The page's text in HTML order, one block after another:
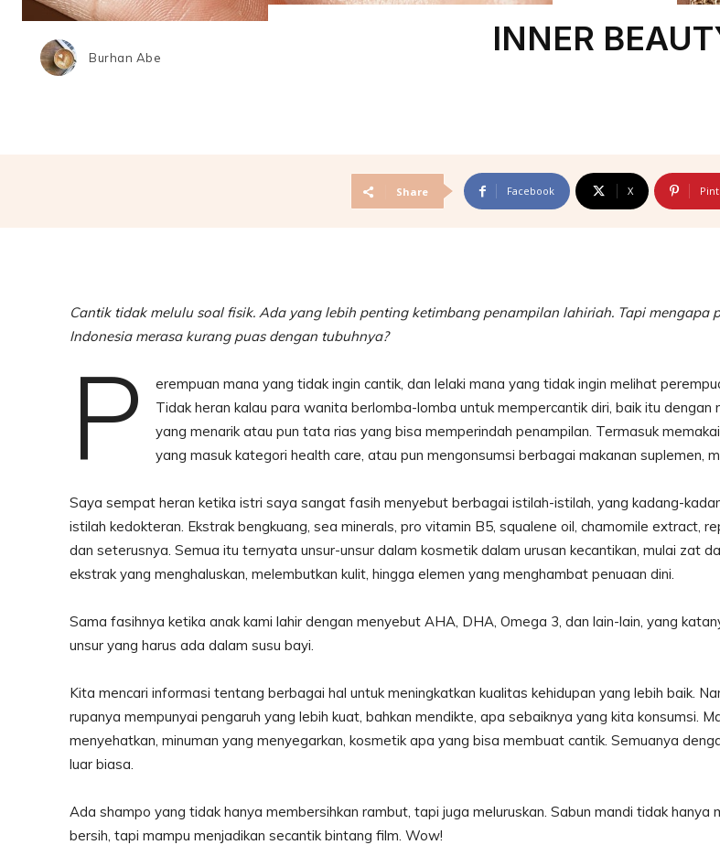
Burhan Abe INNER
Share Facebook X
Cantik tidak melulu soal fisik. Ada yang lebih penting ketimbang penampilan lahiriah. Tapi mengapa
Indonesia merasa kurang puas dengan tubuhnya?
P
erempuan mana yang tidak ingin cantik, dan lelaki mana yang tidak ingin melihat
Tidak heran kalau para wanita berlomba-lomba untuk mempercantik diri, baik itu dengan
yang menarik atau pun tata rias yang bisa memperindah penampilan. Termasuk
yang masuk kategori health care, atau pun mengonsumsi berbagai makanan suplemen,
Saya sempat heran ketika istri saya sangat fasih menyebut berbagai istilah-istilah, yang kadang-
istilah kedokteran. Ekstrak bengkuang, sea minerals, pro vitamin B5, squalene oil, chamomile extract,
dan seterusnya. Semua itu ternyata unsur-unsur dalam kosmetik dalam urusan kecantikan, mulai zat
ekstrak yang menghaluskan, melembutkan kulit, hingga elemen yang menghambat penuaan dini.
Sama fasihnya ketika anak kami lahir dengan menyebut AHA, DHA, Omega 3, dan lain-lain, yang
unsur yang harus ada dalam susu bayi.
Kita mencari informasi tentang berbagai hal untuk meningkatkan kualitas kehidupan yang lebih baik.
rupanya mempunyai pengaruh yang lebih kuat, bahkan mendikte, apa sebaiknya yang kita konsumsi.
menyehatkan, minuman yang menyegarkan, kosmetik apa yang bisa membuat cantik. Semuanya
luar biasa.
Ada shampo yang tidak hanya membersihkan rambut, tapi juga meluruskan. Sabun mandi tidak hanya
bersih, tapi mampu menjadikan secantik bintang film. Wow!